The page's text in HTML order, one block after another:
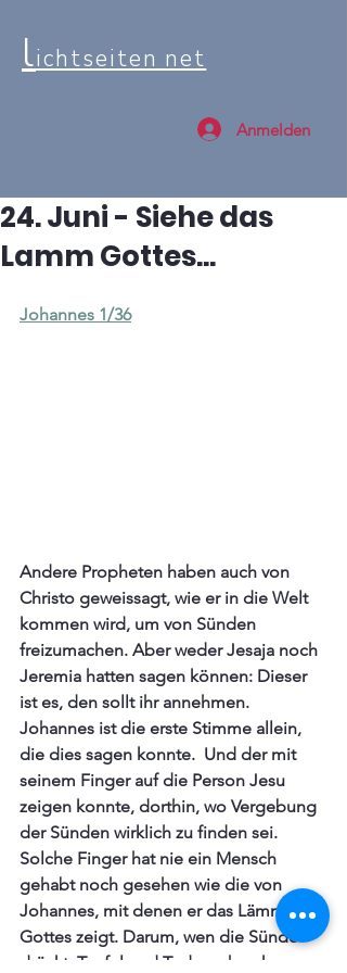
lichtseiten net
Anmelden
24. Juni - Siehe das
Lamm Gottes...
Johannes 1/36
Andere Propheten haben auch von
Christo geweissagt, wie er in die Welt
kommen wird, um von Sünden
freizumachen. Aber weder Jesaja noch
Jeremia hatten sagen können: Dieser
ist es, den sollt ihr annehmen.
Johannes ist die erste Stimme allein,
die dies sagen konnte.  Und der mit
seinem Finger auf die Person Jesu
zeigen konnte, dorthin, wo Vergebung
der Sünden wirklich zu finden sei.
Solche Finger hat nie ein Mensch
gehabt noch gesehen wie die von
Johannes, mit denen er das Lämmlein
Gottes zeigt. Darum, wen die Sünde
drückt, Teufel und Tod erschrecken,